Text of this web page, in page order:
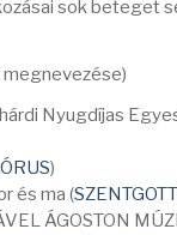
sok beteget
Nyugdíjas
)
és ma (
ÁGOSTON